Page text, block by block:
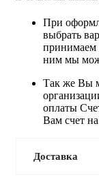
При
выбрать
принимаем
ним мы
Так же Вы
оплаты
Вам счет
Доставка